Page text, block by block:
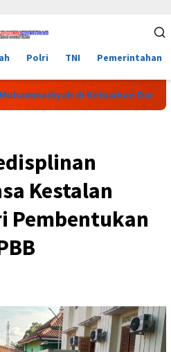
Polri TNI Pemerintahan
di Keluarkan Dari Sekolah
Kestalan
Pembentukan